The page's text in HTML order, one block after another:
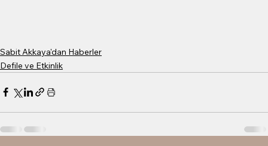
Sabit Akkaya'dan Haberler
Defile ve Etkinlik